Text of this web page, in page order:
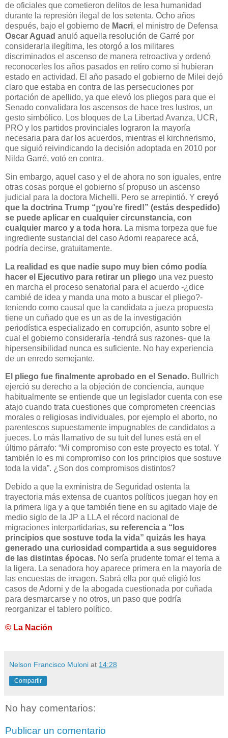
de oficiales que cometieron delitos de lesa humanidad
durante la represión ilegal de los setenta. Ocho años
después, bajo el gobierno de Macri, el ministro de Defensa
Oscar Aguad anuló aquella resolución de Garré por
considerarla ilegítima, les otorgó a los militares
discriminados el ascenso de manera retroactiva y ordenó
reconocerles los años pasados en retiro como si hubieran
estado en actividad. El año pasado el gobierno de Milei dejó
claro que estaba en contra de las persecuciones por
portación de apellido, ya que elevó los pliegos para que el
Senado convalidara los ascensos de hace tres lustros, un
gesto simbólico. Los bloques de La Libertad Avanza, UCR,
PRO y los partidos provinciales lograron la mayoría
necesaria para dar los acuerdos, mientras el kirchnerismo,
que siguió reivindicando la decisión adoptada en 2010 por
Nilda Garré, votó en contra.
Sin embargo, aquel caso y el de ahora no son iguales, entre
otras cosas porque el gobierno sí propuso un ascenso
judicial para la doctora Michelli. Pero se arrepintió. Y creyó
que la doctrina Trump “¡you’re fired!” (estás despedido)
se puede aplicar en cualquier circunstancia, con
cualquier marco y a toda hora. La misma torpeza que fue
ingrediente sustancial del caso Adorni reaparece acá,
podría decirse, gratuitamente.
La realidad es que nadie supo muy bien cómo podía
hacer el Ejecutivo para retirar un pliego una vez puesto
en marcha el proceso senatorial para el acuerdo -¿dice
cambié de idea y manda una moto a buscar el pliego?-
teniendo como causal que la candidata a jueza propuesta
tiene un cuñado que es un as de la investigación
periodística especializado en corrupción, asunto sobre el
cual el gobierno consideraría -tendrá sus razones- que la
hipersensibilidad nunca es suficiente. No hay experiencia
de un enredo semejante.
El pliego fue finalmente aprobado en el Senado. Bullrich
ejerció su derecho a la objeción de conciencia, aunque
habitualmente se entiende que un legislador cuenta con ese
atajo cuando trata cuestiones que comprometen creencias
morales o religiosas individuales, por ejemplo el aborto, no
parentescos supuestamente impugnables de candidatos a
jueces. Lo más llamativo de su tuit del lunes está en el
último párrafo: “Mi compromiso con este proyecto es total. Y
también lo es mi compromiso con los principios que sostuve
toda la vida”. ¿Son dos compromisos distintos?
Debido a que la exministra de Seguridad ostenta la
trayectoria más extensa de cuantos políticos juegan hoy en
la primera liga y a que también tiene en su agitado viaje de
medio siglo de la JP a LLA el récord nacional de
migraciones interpartidarias, su referencia a “los
principios que sostuve toda la vida” quizás les haya
generado una curiosidad compartida a sus seguidores
de las distintas épocas. No sería prudente tomar el tema a
la ligera. La senadora hoy aparece primera en la mayoría de
las encuestas de imagen. Sabrá ella por qué eligió los
casos de Adorni y de la abogada cuestionada por cuñada
para desmarcarse y no otros, un paso que podría
reorganizar el tablero político.
© La Nación
Nelson Francisco Muloni at 14:28
Compartir
No hay comentarios:
Publicar un comentario